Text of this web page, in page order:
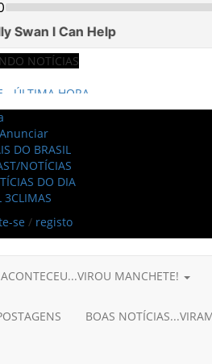
NOTÍCIAS
ÚLTIMA HORA
VISTA
NOTÍCIAS
DIA
TELA
DO BRASIL
NOTÍCIAS
DO DIA
3CLIMAS
se / registo
ACONTECEU...VIROU MANCHETE!
BOAS